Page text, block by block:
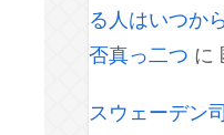
る人はいつか
否真っ二つ に
スウェーデン